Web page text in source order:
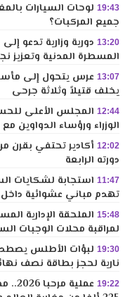
19:43 لوحات السيارات
جميع المركبات؟
13:20 دورية وزارية تدعو
المسطرة المدنية وتعزيز
13:07 عرس يتحول إلى
يخلف قتيلاً وثلاثة جرحى
12:44 المجلس الأعلى
الوزراء ورؤساء الدواوين
12:02
دورته الرابعة
11:47 استجابة لشكايات
تهدم مباني عشوائية
15:48 الملحقة الإدارية
لمراقبة محلات الوجبات
19:30 لبؤات الأطلس
نارية لحجز بطاقة نصف
19:22